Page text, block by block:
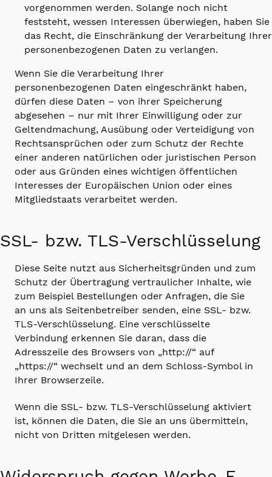
vorgenommen werden. Solange noch nicht
feststeht, wessen Interessen überwiegen, haben Sie
das Recht, die Einschränkung der Verarbeitung Ihrer
personenbezogenen Daten zu verlangen.
Wenn Sie die Verarbeitung Ihrer
personenbezogenen Daten eingeschränkt haben,
dürfen diese Daten – von ihrer Speicherung
abgesehen – nur mit Ihrer Einwilligung oder zur
Geltendmachung, Ausübung oder Verteidigung von
Rechtsansprüchen oder zum Schutz der Rechte
einer anderen natürlichen oder juristischen Person
oder aus Gründen eines wichtigen öffentlichen
Interesses der Europäischen Union oder eines
Mitgliedstaats verarbeitet werden.
SSL- bzw. TLS-Verschlüsselung
Diese Seite nutzt aus Sicherheitsgründen und zum
Schutz der Übertragung vertraulicher Inhalte, wie
zum Beispiel Bestellungen oder Anfragen, die Sie
an uns als Seitenbetreiber senden, eine SSL- bzw.
TLS-Verschlüsselung. Eine verschlüsselte
Verbindung erkennen Sie daran, dass die
Adresszeile des Browsers von „http://“ auf
„https://“ wechselt und an dem Schloss-Symbol in
Ihrer Browserzeile.
Wenn die SSL- bzw. TLS-Verschlüsselung aktiviert
ist, können die Daten, die Sie an uns übermitteln,
nicht von Dritten mitgelesen werden.